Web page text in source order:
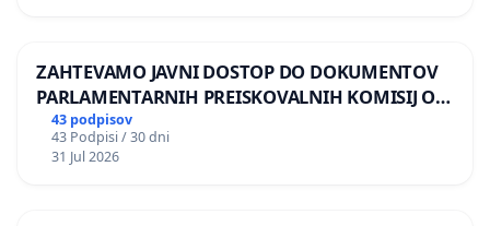
ZAHTEVAMO JAVNI DOSTOP DO DOKUMENTOV
PARLAMENTARNIH PREISKOVALNIH KOMISIJ O
ILEGALNI TRGOVINI Z OROŽJEM
43 podpisov
43 Podpisi / 30 dni
31 Jul 2026